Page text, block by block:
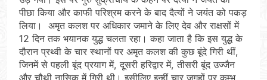
पीछा किया और काफी परिश्रम करने के बाद दैत्यों ने जयंत को पकड़
लिया। अमृत कलश पर अधिकार जमाने के लिए देव और राक्षसों में
12 दिन तक भयानक युद्ध चलता रहा। कहा जाता है कि इस युद्ध के
दौरान प्रथ्वी के चार स्थानों पर अमृत कलश की कुछ बूंदे गिरी थीं,
जिनमें से पहली बूंद प्रयाग में, दूसरी हरिद्वार में, तीसरी बूंद उज्जैन
और चौथी नासिक में गिरी थी। इसीलिए इन्हीं चार जगहों पर कुम्भ